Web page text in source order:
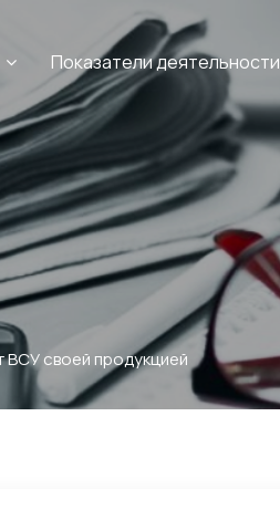
Показатели деятельности
своей продукцией